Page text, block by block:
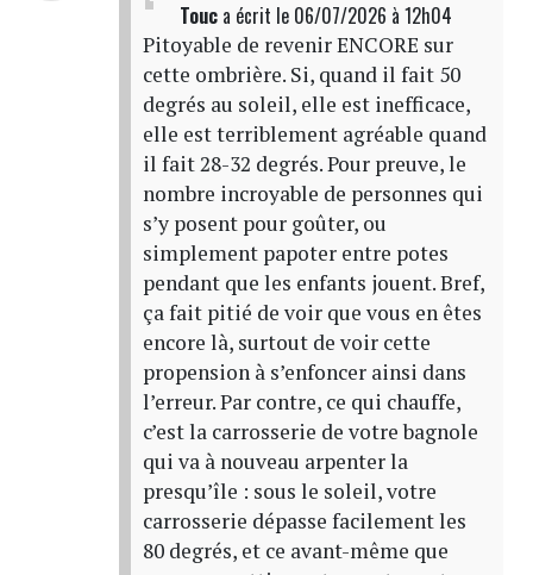
Touca écrit le 06/07/2026 à 12h04
Pitoyable de revenir ENCORE sur
cette ombrière. Si, quand il fait 50
degrés au soleil, elle est inefficace,
elle est terriblement agréable quand
il fait 28-32 degrés. Pour preuve, le
nombre incroyable de personnes qui
s’y posent pour goûter, ou
simplement papoter entre potes
pendant que les enfants jouent. Bref,
ça fait pitié de voir que vous en êtes
encore là, surtout de voir cette
propension à s’enfoncer ainsi dans
l’erreur. Par contre, ce qui chauffe,
c’est la carrosserie de votre bagnole
qui va à nouveau arpenter la
presqu’île : sous le soleil, votre
carrosserie dépasse facilement les
80 degrés, et ce avant-même que